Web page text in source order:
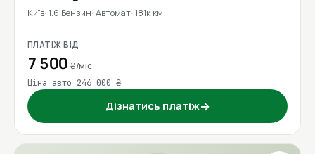
Київ 1.6 Бензин Автомат 181к км
ПЛАТІЖ ВІД
7 500₴/міс
Ціна авто 246 000 ₴
Дізнатись платіж→